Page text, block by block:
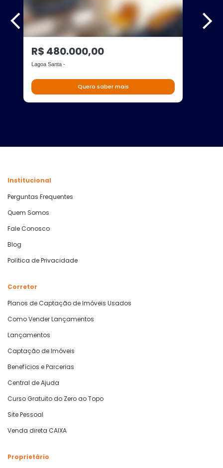
R$ 480.000,00
Lagoa Santa -
Quero saber mais
Institucional
Perguntas Frequentes
Quem Somos
Fale Conosco
Blog
Política de Privacidade
Corretor
Planos de Captação de Imóveis Usados
Como Vender Lançamentos
Lançamentos
Captação de Imóveis
Benefícios e Parcerias
Central de Ajuda
Curso Gratuito do Zero ao Topo
Site Pessoal
Venda direta CAIXA
Proprietário